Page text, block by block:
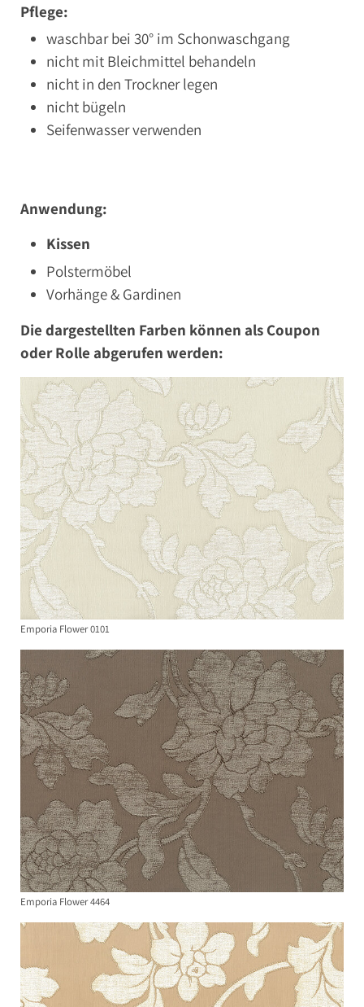
Emporia Flower 0101
Emporia Flower 4464
Pflege:
waschbar bei 30° im Schonwaschgang
nicht mit Bleichmittel behandeln
nicht in den Trockner legen
nicht bügeln
Seifenwasser verwenden
Anwendung:
Kissen
Polstermöbel
Vorhänge & Gardinen
Die dargestellten Farben können als Coupon
oder Rolle abgerufen werden: